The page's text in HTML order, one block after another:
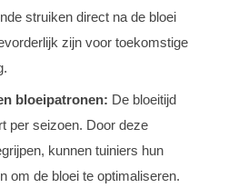
struiken direct na de bloei
zijn voor toekomstige
bloeipatronen: De bloeitijd
per seizoen. Door deze
kunnen tuiniers hun
om de bloei te optimaliseren.